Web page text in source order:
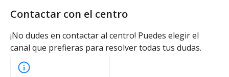
Contactar con el centro
¡No dudes en contactar al centro! Puedes elegir el
canal que prefieras para resolver todas tus dudas.